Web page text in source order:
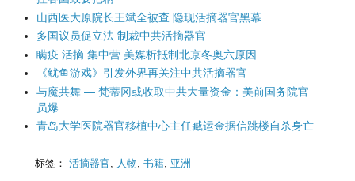
山西医大原院长王斌全被查 隐现活摘器官黑幕
多国议员促立法 制裁中共活摘器官
瞒疫 活摘 集中营 美媒析抵制北京冬奥六原因
《鱿鱼游戏》引发外界再关注中共活摘器官
与魔共舞 — 梵蒂冈或收取中共大量资金：美前国务院官
员爆
青岛大学医院器官移植中心主任臧运金据信跳楼自杀身亡
标签： 活摘器官 人物 书籍 亚洲